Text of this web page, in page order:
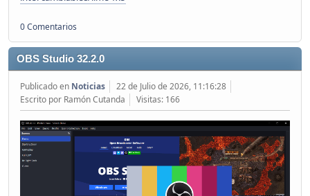
0 Comentarios
OBS Studio 32.2.0
Publicado en Noticias
22 de Julio de 2026, 11:16:28
Escrito por Ramón Cutanda
Visitas: 166